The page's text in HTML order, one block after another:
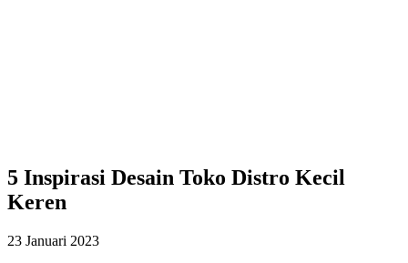
5 Inspirasi Desain Toko Distro Kecil
Keren
23 Januari 2023